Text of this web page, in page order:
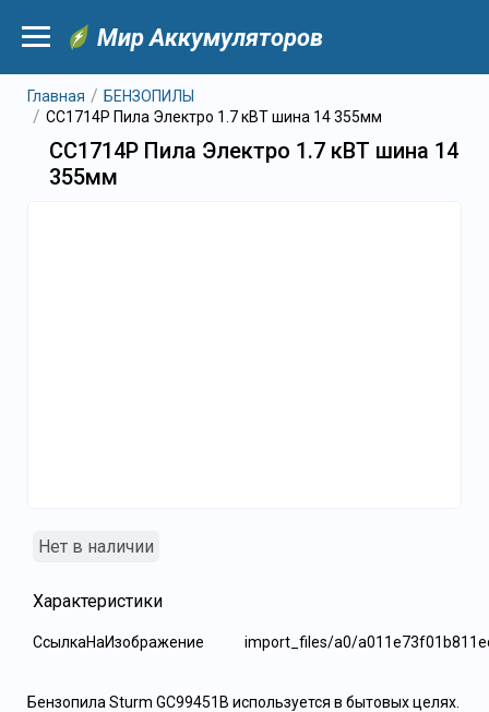
Мир Аккумуляторов
Главная
БЕНЗОПИЛЫ
CC1714P Пила Электро 1.7 кВТ шина 14 355мм
CC1714P Пила Электро 1.7 кВТ шина 14
355мм
Нет в наличии
Характеристики
СсылкаНаИзображение import_files/a0/
Бензопила Sturm GC99451B используется в бытовых целях.